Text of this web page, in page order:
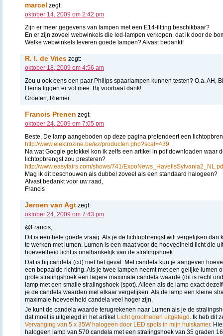
marcel zegt:
oktober 14, 2009 om 2:42 pm
Zijn er meer gegevens van lampen met een E14-fitting beschikbaar?
En er zijn zoveel webwinkels die led-lampen verkopen, dat ik door de
Welke webwinkels leveren goede lampen? Alvast bedankt!
R. I. de Vries zegt:
oktober 18, 2009 om 4:56 am
Zou u ook eens een paar Philips spaarlampen kunnen testen? O.a. AH,
Hema liggen er vol mee. Bij voorbaat dank!
Groeten, Riemer
Francis Prenen zegt:
oktober 24, 2009 om 7:05 pm
Beste, De lamp aangeboden op deze pagina pretendeert een
http://www.elektrozine.be/ez/producten.php?scat=439
Na wat Google getokkel kon ik zelfs een artikel in pdf downloaden waar
lichtopbrengst zou presteren?
http://www.easyfairs.com/shows/741/
Mag ik dit beschouwen als dubbel zoveel als een standaard halogeen?
Alvast bedankt voor uw raad,
Francis
Jeroen van Agt zegt:
oktober 24, 2009 om 7:43 pm
@Francis,
Dit is een hele goede vraag. Als je de lichtopbrengst wilt vergelijken dan
te werken met lumen. Lumen is een maat voor de hoeveelheid licht die
hoeveelheid licht is onafhankelijk van de stralingshoek.
Dat is bij candela (cd) niet het geval. Met candela kun je aangeven
een bepaalde richting. Als je twee lampen neemt met een gelijke lumen
grote stralingshoek een lagere maximale candela waarde (dit is recht
lamp met een smalle stralingshoek (spot). Alleen als de lamp exact
je de candela waarden met elkaar vergelijken. Als de lamp een kleine
maximale hoeveelheid candela veel hoger zijn.
Je kunt de candela waarde terugrekenen naar Lumen als je de
dat moet is uitgelegd in het artikel Licht grootheden uitgelegd . Ik heb dit
Vervanging van 5 x 35W halogeen door LED spots in mijn huiskamer.
halogeen lamp van 570 candela met een stralingshoek van 35 graden